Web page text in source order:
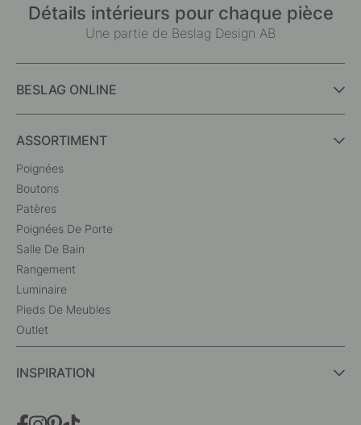
Détails intérieurs pour chaque pièce
Une partie de Beslag Design AB
BESLAG ONLINE
ASSORTIMENT
Poignées
Boutons
Patères
Poignées De Porte
Salle De Bain
Rangement
Luminaire
Pieds De Meubles
Outlet
INSPIRATION